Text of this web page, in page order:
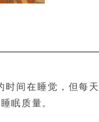
时间在睡觉，但每天
眠质量。